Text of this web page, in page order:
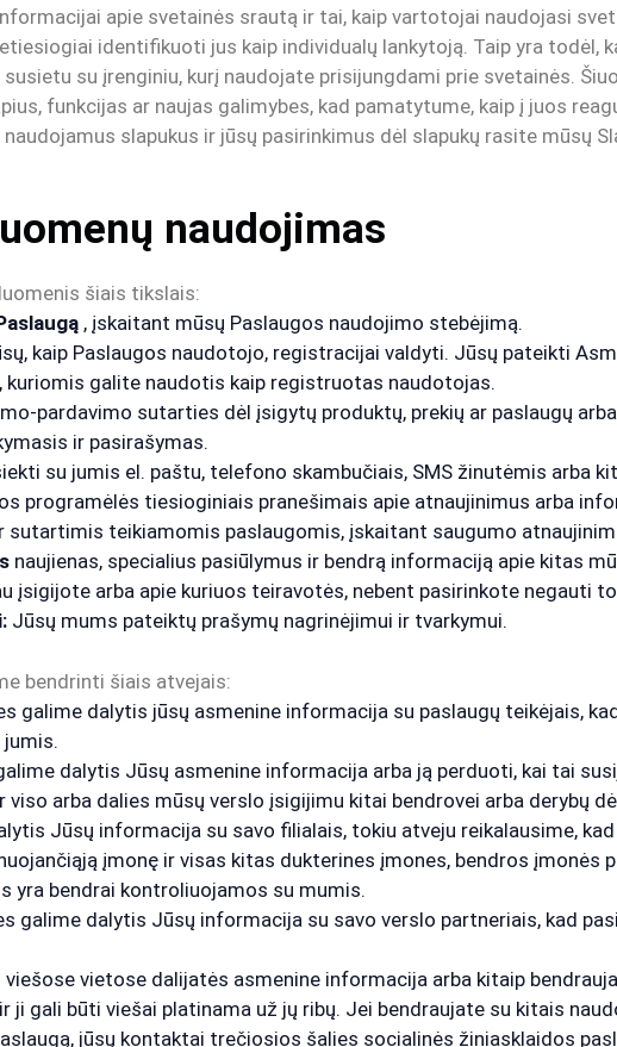
apie svetainės srautą ir tai, kaip vartotojai naudojasi
identifikuoti jus kaip individualų lankytoją. Taip yra todėl,
su įrenginiu, kurį naudojate prisijungdami prie svetainės.
funkcijas ar naujas galimybes, kad pamatytume, kaip į juos
slapukus ir jūsų pasirinkimus dėl slapukų rasite mūsų
naudojimas
šiais tikslais:
, įskaitant mūsų Paslaugos naudojimo stebėjimą.
kaip Paslaugos naudotojo, registracijai valdyti. Jūsų pateikti
kuriomis galite naudotis kaip registruotas naudotojas.
pardavimo sutarties dėl įsigytų produktų, prekių ar paslaugų
ir pasirašymas.
su jumis el. paštu, telefono skambučiais, SMS žinutėmis arba
programėlės tiesioginiais pranešimais apie atnaujinimus arba
sutartimis teikiamomis paslaugomis, įskaitant saugumo
naujienas, specialius pasiūlymus ir bendrą informaciją apie kitas
įsigijote arba apie kuriuos teiravotės, nebent pasirinkote negauti
Jūsų mums pateiktų prašymų nagrinėjimui ir tvarkymui.
bendrinti šiais atvejais:
galime dalytis jūsų asmenine informacija su paslaugų teikėjais,
dalytis Jūsų asmenine informacija arba ją perduoti, kai tai
viso arba dalies mūsų verslo įsigijimu kitai bendrovei arba derybų
Jūsų informacija su savo filialais, tokiu atveju reikalausime,
įmonę ir visas kitas dukterines įmones, bendros įmonės
yra bendrai kontroliuojamos su mumis.
galime dalytis Jūsų informacija su savo verslo partneriais, kad
viešose vietose dalijatės asmenine informacija arba kitaip
ji gali būti viešai platinama už jų ribų. Jei bendraujate su kitais
jūsų kontaktai trečiosios šalies socialinės žiniasklaidos